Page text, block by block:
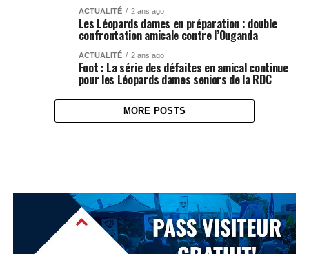
ACTUALITÉ 2 ans ago
Les Léopards dames en préparation : double
confrontation amicale contre l’Ouganda
ACTUALITÉ 2 ans ago
Foot : La série des défaites en amical continue
pour les Léopards dames seniors de la RDC
MORE POSTS